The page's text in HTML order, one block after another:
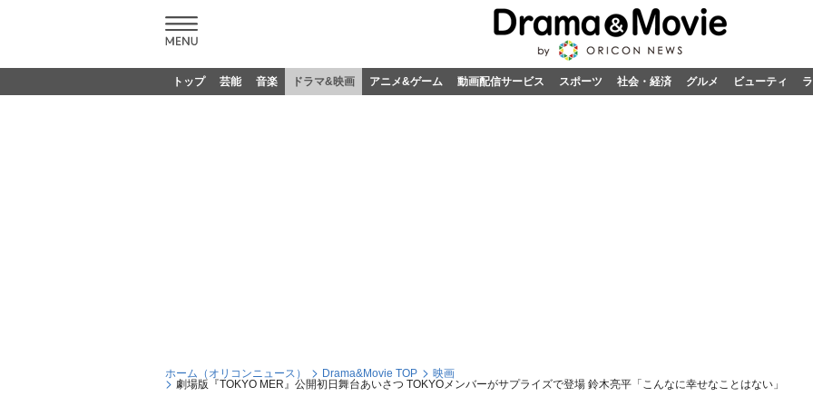
トップ 芸能 音楽 ドラマ&映画 アニメ&ゲーム 動画配信サービス スポーツ 社会・経済 グルメ ビューティ
ホーム（オリコンニュース） Drama&Movie TOP
映画
劇場版『TOKYO MER』公開初日舞台あいさつ TOKYOメンバーがサプライズで登場 鈴木亮平「こんなに幸せなことはない」